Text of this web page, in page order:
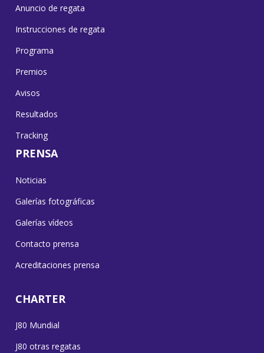
Anuncio de regata
Instrucciones de regata
Programa
Premios
Avisos
Resultados
Tracking
PRENSA
Noticias
Galerías fotográficas
Galerías vídeos
Contacto prensa
Acreditaciones prensa
CHARTER
J80 Mundial
J80 otras regatas